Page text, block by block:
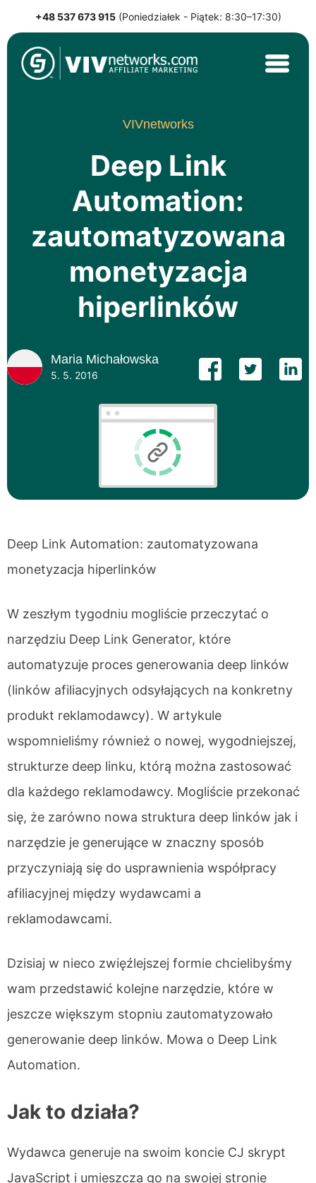
to
content
+48 537 673 915(Poniedziałek - Piątek: 8:30–17:30)
VIVnetworks
Deep Link
Automation:
zautomatyzowana
monetyzacja
hiperlinków
Maria Michałowska
5. 5. 2016
Deep Link Automation: zautomatyzowana
monetyzacja hiperlinków
W zeszłym tygodniu mogliście przeczytać o
narzędziu Deep Link Generator, które
automatyzuje proces generowania deep linków
(linków afiliacyjnych odsyłających na konkretny
produkt reklamodawcy). W artykule
wspomnieliśmy również o nowej, wygodniejszej,
strukturze deep linku, którą można zastosować
dla każdego reklamodawcy. Mogliście przekonać
się, że zarówno nowa struktura deep linków jak i
narzędzie je generujące w znaczny sposób
przyczyniają się do usprawnienia współpracy
afiliacyjnej między wydawcami a
reklamodawcami.
Dzisiaj w nieco zwięźlejszej formie chcielibyśmy
wam przedstawić kolejne narzędzie, które w
jeszcze większym stopniu zautomatyzowało
generowanie deep linków. Mowa o Deep Link
Automation.
Jak to działa?
Wydawca generuje na swoim koncie CJ skrypt
JavaScript i umieszcza go na swojej stronie